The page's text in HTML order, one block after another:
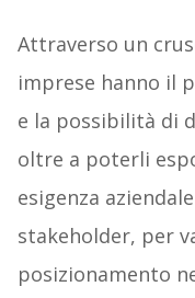
Attraverso un
imprese hanno il
e la possibilità di
oltre a poterli
esigenza
stakeholder, per
posizionamento